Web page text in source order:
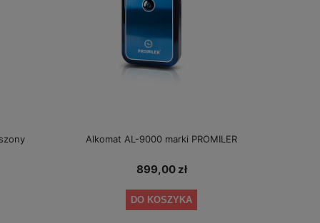
Alkomat AL-9000 marki PROMILER
899,00 zł
DO KOSZYKA